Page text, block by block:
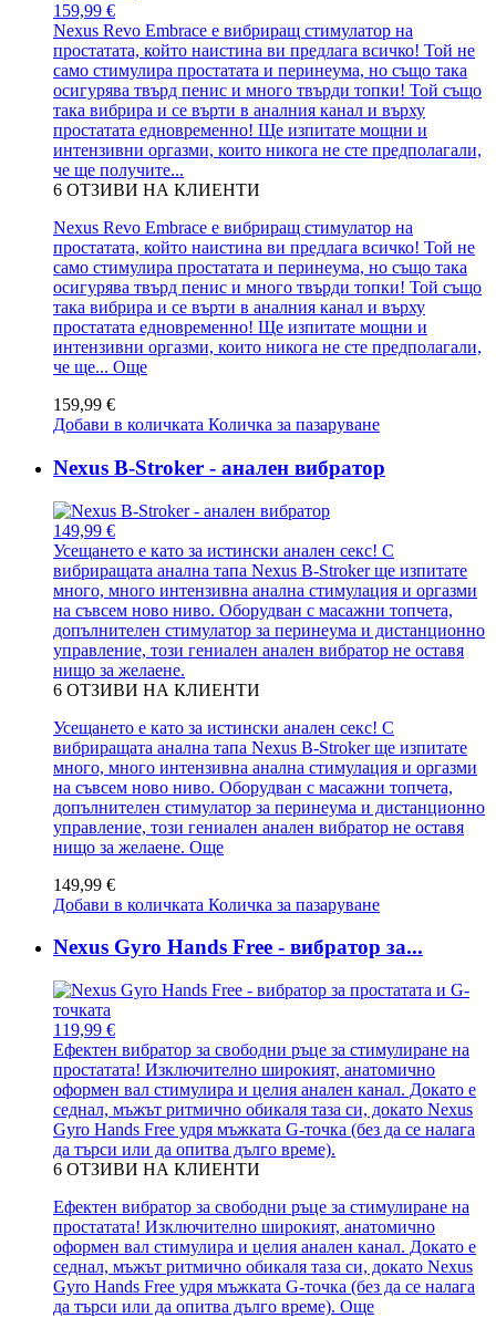
159,99 €
Nexus Revo Embrace е вибриращ стимулатор на
простатата, който наистина ви предлага всичко! Той не
само стимулира простатата и перинеума, но също така
осигурява твърд пенис и много твърди топки! Той също
така вибрира и се върти в аналния канал и върху
простатата едновременно! Ще изпитате мощни и
интензивни оргазми, които никога не сте предполагали,
че ще получите...
6 ОТЗИВИ НА КЛИЕНТИ
Nexus Revo Embrace е вибриращ стимулатор на
простатата, който наистина ви предлага всичко! Той не
само стимулира простатата и перинеума, но също така
осигурява твърд пенис и много твърди топки! Той също
така вибрира и се върти в аналния канал и върху
простатата едновременно! Ще изпитате мощни и
интензивни оргазми, които никога не сте предполагали,
че ще... Още
159,99 €
Добави в количката Количка за пазаруване
Nexus B-Stroker - анален вибратор
149,99 €
Усещането е като за истински анален секс! С
вибриращата анална тапа Nexus B-Stroker ще изпитате
много, много интензивна анална стимулация и оргазми
на съвсем ново ниво. Оборудван с масажни топчета,
допълнителен стимулатор за перинеума и дистанционно
управление, този гениален анален вибратор не оставя
нищо за желаене.
6 ОТЗИВИ НА КЛИЕНТИ
Усещането е като за истински анален секс! С
вибриращата анална тапа Nexus B-Stroker ще изпитате
много, много интензивна анална стимулация и оргазми
на съвсем ново ниво. Оборудван с масажни топчета,
допълнителен стимулатор за перинеума и дистанционно
управление, този гениален анален вибратор не оставя
нищо за желаене. Още
149,99 €
Добави в количката Количка за пазаруване
Nexus Gyro Hands Free - вибратор за...
119,99 €
Ефектен вибратор за свободни ръце за стимулиране на
простатата! Изключително широкият, анатомично
оформен вал стимулира и целия анален канал. Докато е
седнал, мъжът ритмично обикаля таза си, докато Nexus
Gyro Hands Free удря мъжката G-точка (без да се налага
да търси или да опитва дълго време).
6 ОТЗИВИ НА КЛИЕНТИ
Ефектен вибратор за свободни ръце за стимулиране на
простатата! Изключително широкият, анатомично
оформен вал стимулира и целия анален канал. Докато е
седнал, мъжът ритмично обикаля таза си, докато Nexus
Gyro Hands Free удря мъжката G-точка (без да се налага
да търси или да опитва дълго време). Още